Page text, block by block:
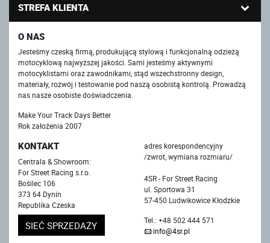
STREFA KLIENTA
O NAS
Jesteśmy czeską firmą, produkującą stylową i funkcjonalną odzieżą
motocyklową najwyższej jakości. Sami jesteśmy aktywnymi
motocyklistami oraz zawodnikami, stąd wszechstronny design,
materiały, rozwój i testowanie pod naszą osobistą kontrolą. Prowadzą
nas nasze osobiste doświadczenia.
Make Your Track Days Better
Rok założenia 2007
KONTAKT
Centrala & Showroom:
For Street Racing s.r.o.
Bošilec 106
373 64 Dynín
Republika Czeska
SIEĆ SPRZEDAŻY
adres korespondencyjny
/zwrot, wymiana rozmiaru/
4SR - For Street Racing
ul. Sportowa 31
57-450 Ludwikowice Kłodzkie
Tel.: +48 502 444 571
info@4sr.pl